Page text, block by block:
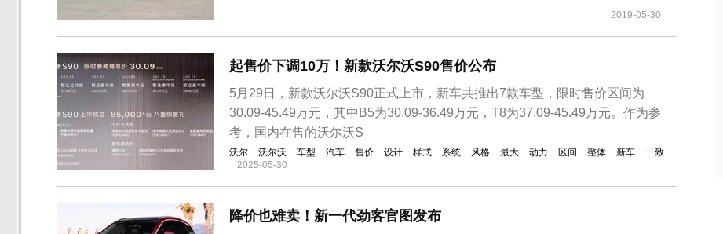
致，外观内饰不变，但尾标部分更改为“SYLPHY Classic”以表身份。动力方面，
新款轩逸·经典继续...
2019-05-30
起售价下调10万！新款沃尔沃S90售价公布
5月29日，新款沃尔沃S90正式上市，新车共推出7款车型，限时售价区间为
30.09-45.49万元，其中B5为30.09-36.49万元，T8为37.09-45.49万元。作为参
考，国内在售的沃尔沃S
沃尔 沃尔沃 车型 汽车 售价 设计 样式 系统 风格 最大 动力 区间 整体 新车
一致
2025-05-30
降价也难卖！新一代劲客官图发布